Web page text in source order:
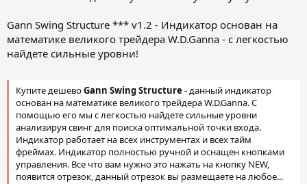
Gann Swing Structure *** v1.2 - Индикатор основан на
математике великого трейдера W.D.Ganna - с легкостью
найдете сильные уровни!
Купите дешевоGann Swing Structure - данный индикатор
основан на математике великого трейдера W.D.Ganna. С
помощью его мы с легкостью найдете сильные уровни
анализируя свинг для поиска оптимальной точки входа.
Индикатор работает на всех инструментах и всех тайм
фреймах. Индикатор полностью ручной и оснащен кнопками
управления. Все что вам нужно это нажать на кнопку NEW,
появится отрезок, данный отрезок вы размещаете на любое...